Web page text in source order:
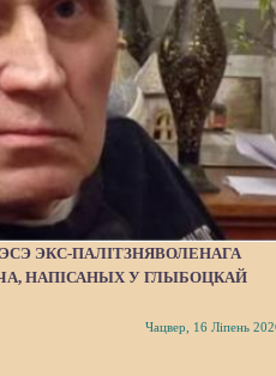
ЭКС-ПАЛІТЗНЯВОЛЕНАГА
НАПІСАНЫХ У ГЛЫБОЦКАЙ
Чацвер, 16 Ліпень